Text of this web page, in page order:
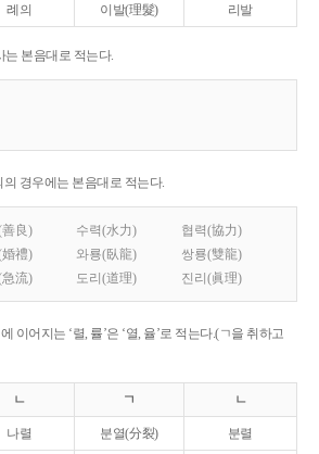
례의 이발(理髮) 리발
는 본음대로 적는다.
경우에는 본음대로 적는다.
良) 수력(水力)
협력(協力)
禮) 와룡(臥龍)
쌍룡(雙龍)
流) 도리(道理) 진리(眞理)
이어지는 ‘렬, 률’은 ‘열, 율’로 적는다.(ㄱ을 취하고
ㄴ ㄱ ㄴ
나렬 분열(分裂) 분렬